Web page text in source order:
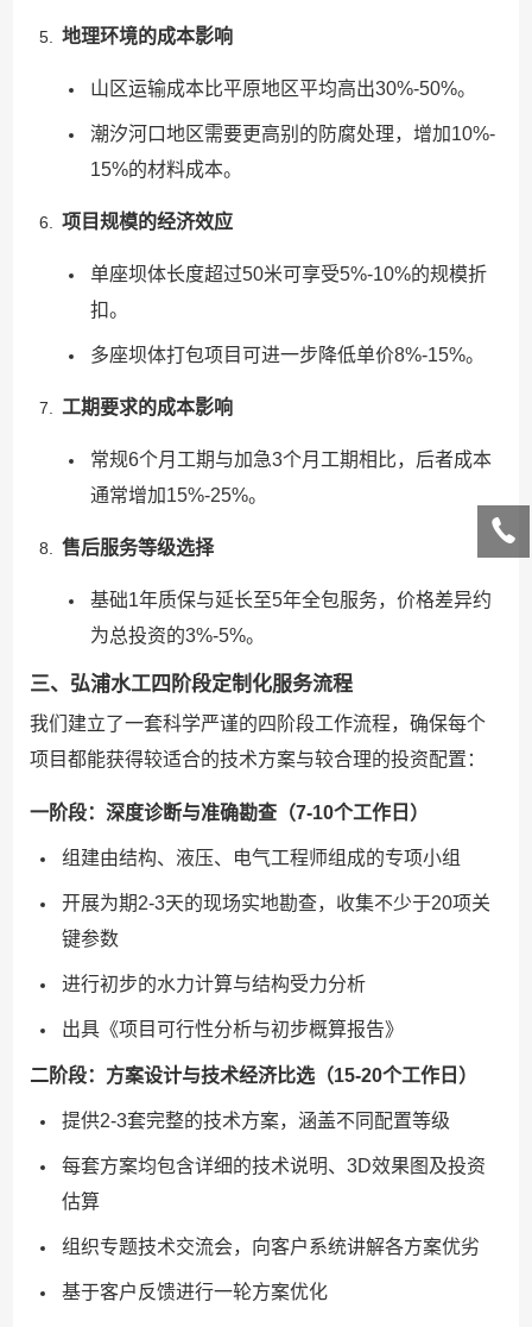
地理环境的成本影响
山区运输成本比平原地区平均高出30%-50%。
潮汐河口地区需要更高别的防腐处理，增加10%-
15%的材料成本。
项目规模的经济效应
单座坝体长度超过50米可享受5%-10%的规模折
扣。
多座坝体打包项目可进一步降低单价8%-15%。
工期要求的成本影响
常规6个月工期与加急3个月工期相比，后者成本
通常增加15%-25%。
售后服务等级选择
基础1年质保与延长至5年全包服务，价格差异约
为总投资的3%-5%。
三、弘浦水工四阶段定制化服务流程
我们建立了一套科学严谨的四阶段工作流程，确保每个
项目都能获得较适合的技术方案与较合理的投资配置：
一阶段：深度诊断与准确勘查（7-10个工作日）
组建由结构、液压、电气工程师组成的专项小组
开展为期2-3天的现场实地勘查，收集不少于20项关
键参数
进行初步的水力计算与结构受力分析
出具《项目可行性分析与初步概算报告》
二阶段：方案设计与技术经济比选（15-20个工作日）
提供2-3套完整的技术方案，涵盖不同配置等级
每套方案均包含详细的技术说明、3D效果图及投资
估算
组织专题技术交流会，向客户系统讲解各方案优劣
基于客户反馈进行一轮方案优化